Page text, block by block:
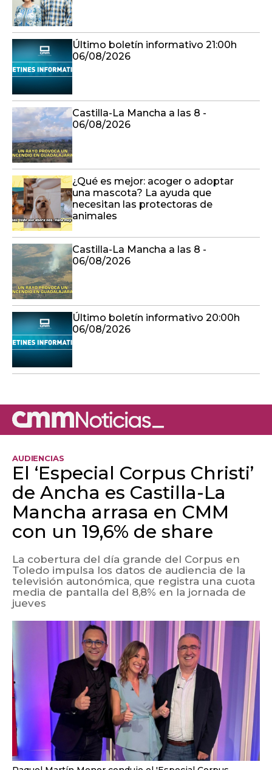
Último boletín informativo 21:00h
06/08/2026
Castilla-La Mancha a las 8 -
06/08/2026
¿Qué es mejor: acoger o adoptar
una mascota? La ayuda que
necesitan las protectoras de
animales
Castilla-La Mancha a las 8 -
06/08/2026
Último boletín informativo 20:00h
06/08/2026
AUDIENCIAS
El ‘Especial Corpus Christi’
de Ancha es Castilla-La
Mancha arrasa en CMM
con un 19,6% de share
La cobertura del día grande del Corpus en
Toledo impulsa los datos de audiencia de la
televisión autonómica, que registra una cuota
media de pantalla del 8,8% en la jornada de
jueves